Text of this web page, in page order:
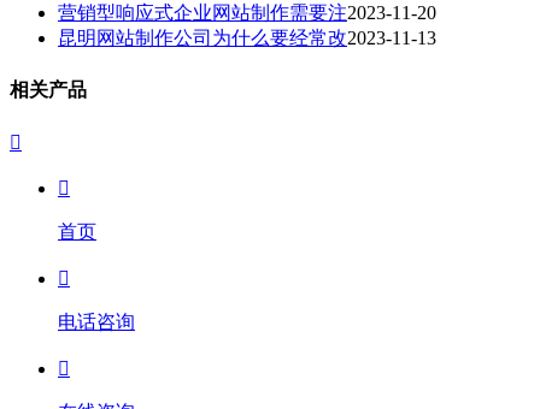
营销型响应式企业网站制作需要注2023-11-20
昆明网站制作公司为什么要经常改2023-11-13
相关产品


首页

电话咨询
